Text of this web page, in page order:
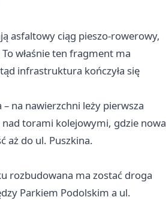
asfaltowy ciąg pieszo-rowerowy,
właśnie ten fragment ma
infrastruktura kończyła się
na nawierzchni leży pierwsza
torami kolejowymi, gdzie nowa
aż do ul. Puszkina.
rozbudowana ma zostać droga
Parkiem Podolskim a ul.